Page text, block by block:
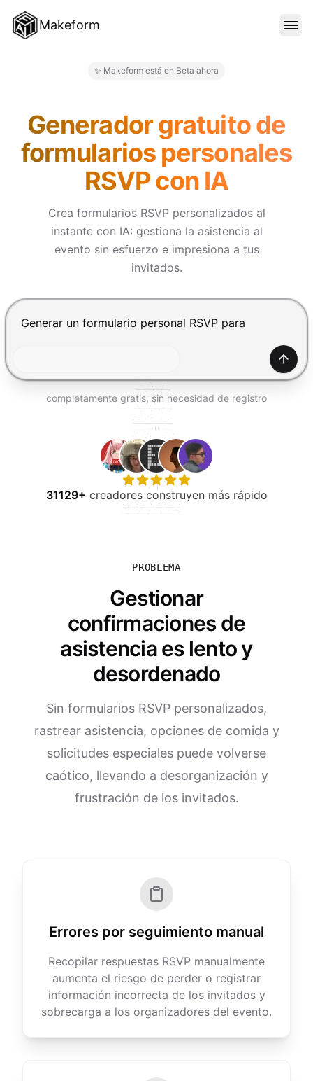
Makeform
BLOG
PRECIOS
PROBAR GRATIS
✨ Makeform está en Beta ahora
Generador gratuito de
formularios personales
RSVP con IA
Crea formularios RSVP personalizados al
instante con IA: gestiona la asistencia al
evento sin esfuerzo e impresiona a tus
invitados.
Presiona Enter para enviar, Shift+Enter para añadir
completamente gratis, sin necesidad de registro
31129+ creadores construyen más rápido
PROBLEMA
Gestionar
confirmaciones de
asistencia es lento y
desordenado
Sin formularios RSVP personalizados,
rastrear asistencia, opciones de comida y
solicitudes especiales puede volverse
caótico, llevando a desorganización y
frustración de los invitados.
Errores por seguimiento manual
Recopilar respuestas RSVP manualmente
aumenta el riesgo de perder o registrar
información incorrecta de los invitados y
sobrecarga a los organizadores del evento.